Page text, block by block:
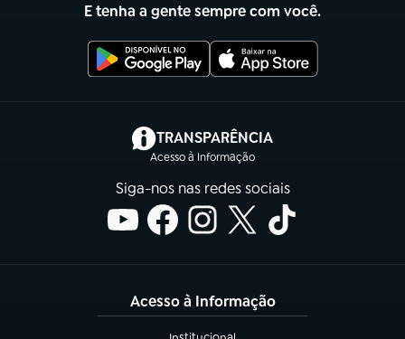
E tenha a gente sempre com você.
TRANSPARÊNCIA
Acesso à Informação
(abre em nova aba)
Siga-nos nas redes sociais
Acesso à Informação